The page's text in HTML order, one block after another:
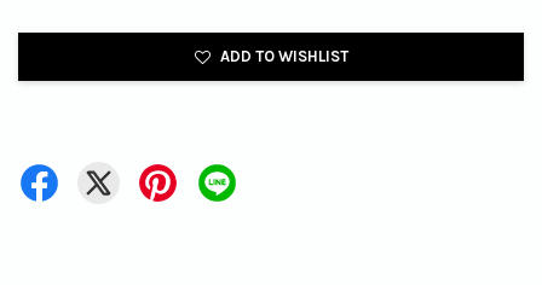
ADD TO WISHLIST